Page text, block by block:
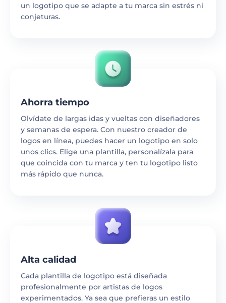
un logotipo que se adapte a tu marca sin estrés ni
conjeturas.
Ahorra tiempo
Olvídate de largas idas y vueltas con diseñadores
y semanas de espera. Con nuestro creador de
logos en línea, puedes hacer un logotipo en solo
unos clics. Elige una plantilla, personalízala para
que coincida con tu marca y ten tu logotipo listo
más rápido que nunca.
Alta calidad
Cada plantilla de logotipo está diseñada
profesionalmente por artistas de logos
experimentados. Ya sea que prefieras un estilo